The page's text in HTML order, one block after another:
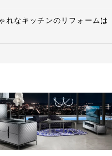
れなキッチンのリフォームは